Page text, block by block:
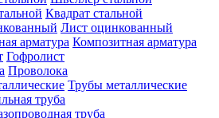
Квадрат стальной
Лист оцинкованный
Композитная арматура
Гофролист
Проволока
Трубы металлические
труба
труба